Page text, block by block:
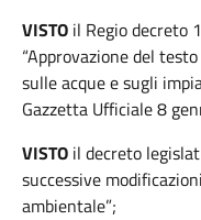
VISTO il Regio decreto
“Approvazione del
sulle acque e sugli
Gazzetta Ufficiale 8
VISTO il decreto
successive
ambientale”;